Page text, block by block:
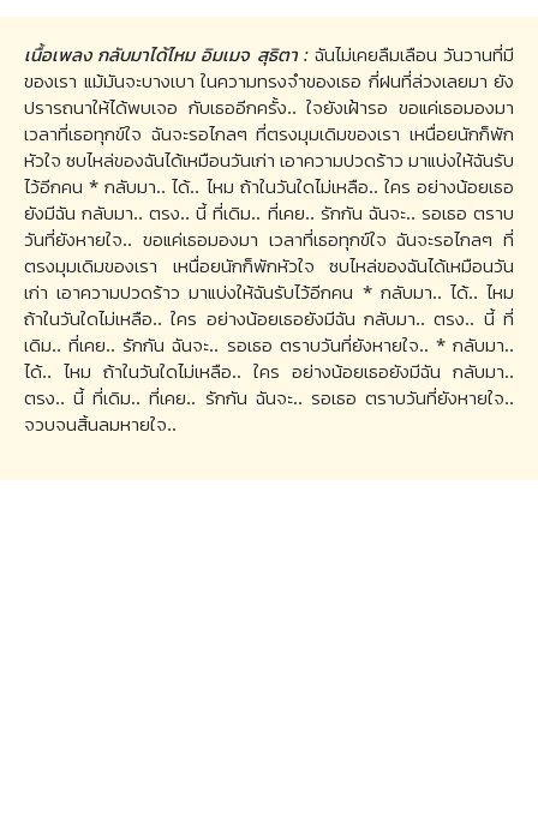
เนื้อเพลง กลับมาได้ไหม อิมเมจ สุธิตา : ฉันไม่เคยลืมเลือน วันวานที่มี
ของเรา แม้มันจะบางเบา ในความทรงจำของเธอ กี่ฝนที่ล่วงเลยมา ยัง
ปรารถนาให้ได้พบเจอ กับเธออีกครั้ง.. ใจยังเฝ้ารอ ขอแค่เธอมองมา
เวลาที่เธอทุกข์ใจ ฉันจะรอไกลๆ ที่ตรงมุมเดิมของเรา เหนื่อยนักก็พัก
หัวใจ ซบไหล่ของฉันได้เหมือนวันเก่า เอาความปวดร้าว มาแบ่งให้ฉันรับ
ไว้อีกคน * กลับมา.. ได้.. ไหม ถ้าในวันใดไม่เหลือ.. ใคร อย่างน้อยเธอ
ยังมีฉัน กลับมา.. ตรง.. นี้ ที่เดิม.. ที่เคย.. รักกัน ฉันจะ.. รอเธอ ตราบ
วันที่ยังหายใจ.. ขอแค่เธอมองมา เวลาที่เธอทุกข์ใจ ฉันจะรอไกลๆ ที่
ตรงมุมเดิมของเรา เหนื่อยนักก็พักหัวใจ ซบไหล่ของฉันได้เหมือนวัน
เก่า เอาความปวดร้าว มาแบ่งให้ฉันรับไว้อีกคน * กลับมา.. ได้.. ไหม
ถ้าในวันใดไม่เหลือ.. ใคร อย่างน้อยเธอยังมีฉัน กลับมา.. ตรง.. นี้ ที่
เดิม.. ที่เคย.. รักกัน ฉันจะ.. รอเธอ ตราบวันที่ยังหายใจ.. * กลับมา..
ได้.. ไหม ถ้าในวันใดไม่เหลือ.. ใคร อย่างน้อยเธอยังมีฉัน กลับมา..
ตรง.. นี้ ที่เดิม.. ที่เคย.. รักกัน ฉันจะ.. รอเธอ ตราบวันที่ยังหายใจ..
จวบจนสิ้นลมหายใจ..